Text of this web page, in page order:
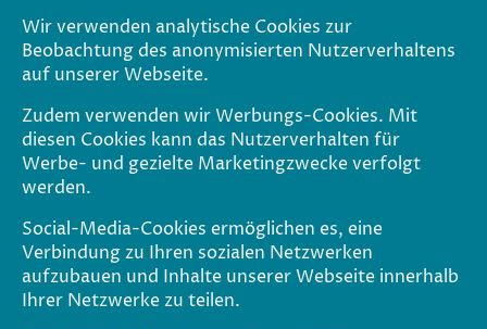
Wir verwenden analytische Cookies zur
Beobachtung des anonymisierten Nutzerverhaltens
auf unserer Webseite.
Zudem verwenden wir Werbungs-Cookies. Mit
diesen Cookies kann das Nutzerverhalten für
Werbe- und gezielte Marketingzwecke verfolgt
werden.
Social-Media-Cookies ermöglichen es, eine
Verbindung zu Ihren sozialen Netzwerken
aufzubauen und Inhalte unserer Webseite innerhalb
Ihrer Netzwerke zu teilen.